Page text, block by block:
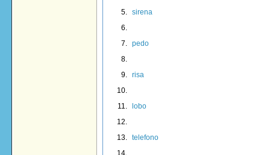
sirena
pedo
risa
lobo
telefono